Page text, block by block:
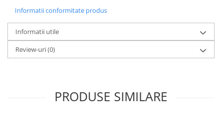
Informatii conformitate produs
Informatii utile
Review-uri(0)
PRODUSE SIMILARE